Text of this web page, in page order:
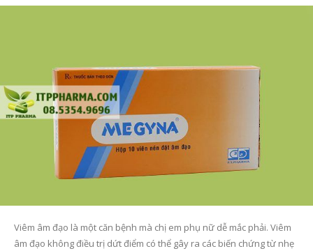
Viêm âm đạo là một căn bệnh mà chị em phụ nữ dễ mắc phải. Viêm
âm đạo không điều trị dứt điểm có thể gây ra các biến chứng từ nhẹ